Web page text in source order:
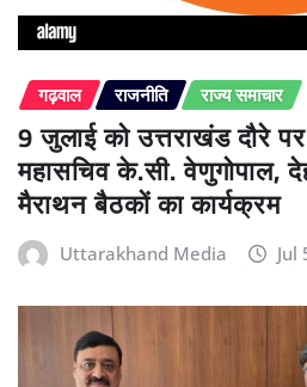
गढ़वाल राजनीति राज्य समाचार
9 जुलाई को उत्तराखंड दौरे
महासचिव के.सी. वेणुगोपाल,
मैराथन बैठकों का कार्यक्रम
Uttarakhand Media Jul